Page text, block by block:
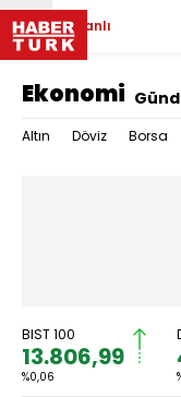
Canlı
Ekonomi
Altın Döviz Borsa
BIST 100
13.806,99
%0,06